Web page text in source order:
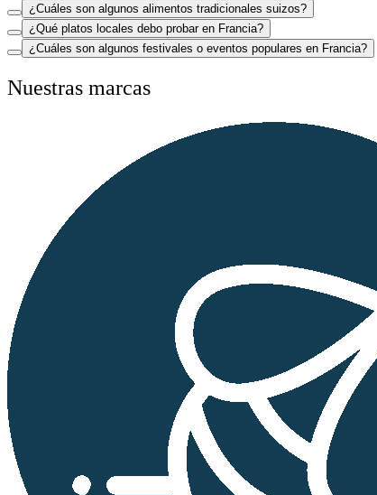
¿Cuáles son algunos alimentos tradicionales suizos?
¿Qué platos locales debo probar en Francia?
¿Cuáles son algunos festivales o eventos populares en Francia?
Nuestras marcas